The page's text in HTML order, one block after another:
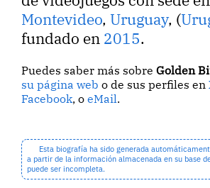
Montevideo, Uruguay, (
fundado en 2015.
Puedes saber más sobreGolden
su página web o de sus perfiles en
Facebook, oeMail.
Esta biografía ha sido generada
a partir de la información almacenada en su base
puede ser incompleta.